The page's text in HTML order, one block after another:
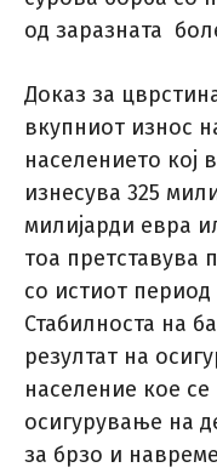
од заразната
Доказ за
вкупниот износ
населението кој
изнесува 325
милијарди евра
тоа претставува
со истиот
Стабилноста на
резултат на
население кое
осигурување на
за брзо и